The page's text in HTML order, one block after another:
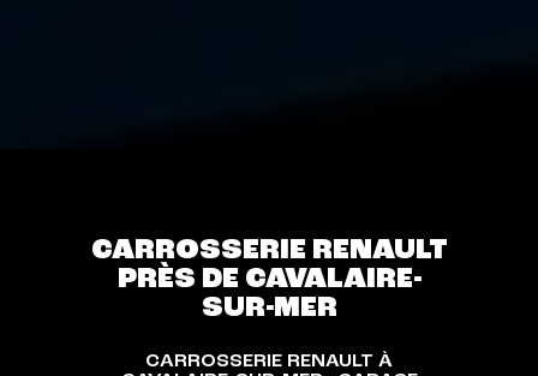
CARROSSERIE RENAULT
PRÈS DE CAVALAIRE-
SUR-MER
CARROSSERIE RENAULT À